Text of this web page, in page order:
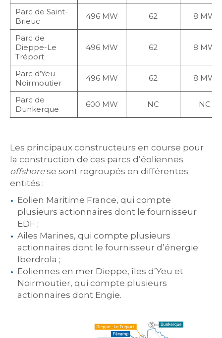
Parc de Saint-
Brieuc
496 MW 62 8 MW
Parc de
Dieppe-Le
Tréport
496 MW 62 8 MW
Parc d’Yeu-
Noirmoutier
496 MW 62 8 MW
Parc de
Dunkerque
600 MW NC NC
Les principaux constructeurs en course pour
la construction de ces parcs d’éoliennes
offshorese sont regroupés en différentes
entités :
Eolien Maritime France, qui compte
plusieurs actionnaires dont le fournisseur
EDF ;
Ailes Marines, qui compte plusieurs
actionnaires dont le fournisseur d’énergie
Iberdrola ;
Eoliennes en mer Dieppe, îles d’Yeu et
Noirmoutier, qui compte plusieurs
actionnaires dont Engie.